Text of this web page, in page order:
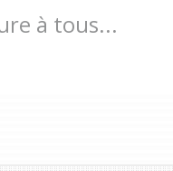
à tous...